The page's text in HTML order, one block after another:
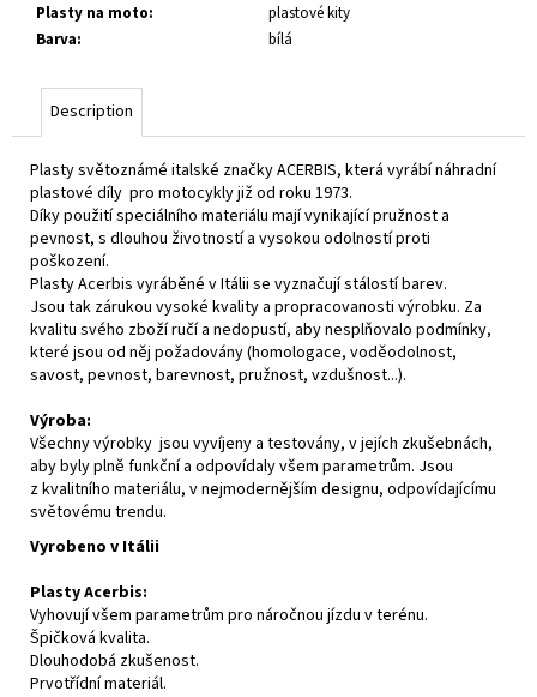
Plasty na moto:
plastové kity
Barva: bílá
Description
Plasty světoznámé italské značky ACERBIS, která vyrábí náhradní
plastové díly pro motocykly již od roku 1973.
Díky použití speciálního materiálu mají vynikající pružnost a
pevnost, s dlouhou životností a vysokou odolností proti
poškození.
Plasty Acerbis vyráběné v Itálii se vyznačují stálostí barev.
Jsou tak zárukou vysoké kvality a propracovanosti výrobku. Za
kvalitu svého zboží ručí a nedopustí, aby nesplňovalo podmínky,
které jsou od něj požadovány (homologace, voděodolnost,
savost, pevnost, barevnost, pružnost, vzdušnost...).
Výroba:
Všechny výrobky jsou vyvíjeny a testovány, v jejích zkušebnách,
aby byly plně funkční a odpovídaly všem parametrům. Jsou
z kvalitního materiálu, v nejmodernějším designu, odpovídajícímu
světovému trendu.
Vyrobeno v Itálii
Plasty Acerbis:
Vyhovují všem parametrům pro náročnou jízdu v terénu.
Špičková kvalita.
Dlouhodobá zkušenost.
Prvotřídní materiál.